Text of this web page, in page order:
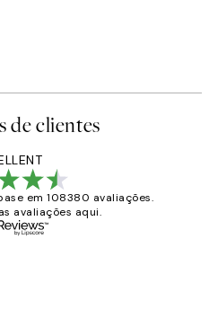
de clientes
em 108380 avaliações.
avaliações aqui.